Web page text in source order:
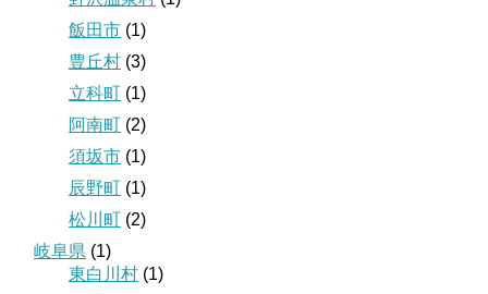
飯田市 (1)
豊丘村 (3)
立科町 (1)
阿南町 (2)
須坂市 (1)
辰野町 (1)
松川町 (2)
岐阜県 (1)
東白川村 (1)